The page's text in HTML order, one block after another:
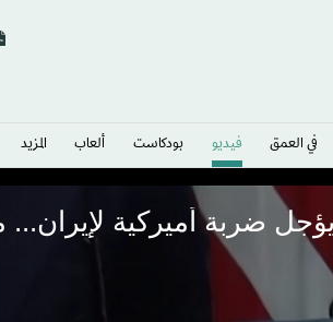
في العمق فيديو بودكاست ألعاب المزيد
ضربة أميركية لإيران...